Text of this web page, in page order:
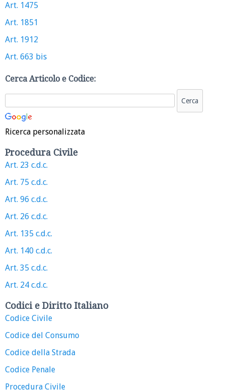
Art. 1475
Art. 1851
Art. 1912
Art. 663 bis
Cerca Articolo e Codice:
Ricerca personalizzata
Procedura Civile
Art. 23 c.d.c.
Art. 75 c.d.c.
Art. 96 c.d.c.
Art. 26 c.d.c.
Art. 135 c.d.c.
Art. 140 c.d.c.
Art. 35 c.d.c.
Art. 24 c.d.c.
Codici e Diritto Italiano
Codice Civile
Codice del Consumo
Codice della Strada
Codice Penale
Procedura Civile